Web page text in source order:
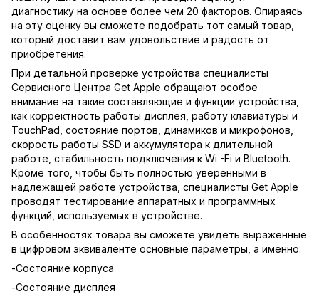
диагностику на основе более чем 20 факторов. Опираясь
на эту оценку вы сможете подобрать тот самый товар,
который доставит вам удовольствие и радость от
приобретения.
При детальной проверке устройства специалисты
Сервисного Центра Get Apple обращают особое
внимание на такие составляющие и функции устройства,
как корректность работы дисплея, работу клавиатуры и
TouchPad, состояние портов, динамиков и микрофонов,
скорость работы SSD и аккумулятора к длительной
работе, стабильность подключения к Wi -Fi и Bluetooth.
Кроме того, чтобы быть полностью уверенными в
надлежащей работе устройства, специалисты Get Apple
проводят тестирование аппаратных и программных
функций, используемых в устройстве.
В особенностях товара вы сможете увидеть выраженные
в цифровом эквиваленте основные параметры, а именно:
-Состояние корпуса
-Состояние дисплея